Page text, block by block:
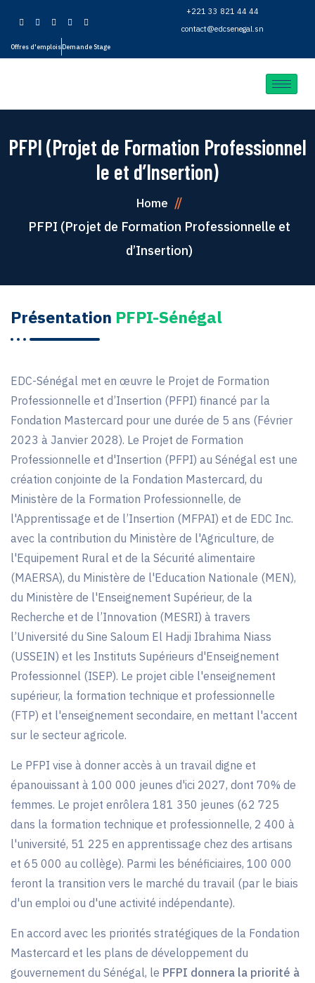
+221 33 821 44 44
contact@edcsenegal.sn
Offres d'emploisDemande Stage
PFPI (Projet de Formation Professionnel
le et d’Insertion)
Home
PFPI (Projet de Formation Professionnelle et
d’Insertion)
Présentation PFPI-Sénégal
EDC-Sénégal met en œuvre le Projet de Formation
Professionnelle et d’Insertion (PFPI) financé par la
Fondation Mastercard pour une durée de 5 ans (Février
2023 à Janvier 2028). Le Projet de Formation
Professionnelle et d'Insertion (PFPI) au Sénégal est une
création conjointe de la Fondation Mastercard, du
Ministère de la Formation Professionnelle, de
l'Apprentissage et de l’Insertion (MFPAI) et de EDC Inc.
avec la contribution du Ministère de l'Agriculture, de
l'Equipement Rural et de la Sécurité alimentaire
(MAERSA), du Ministère de l'Education Nationale (MEN),
du Ministère de l'Enseignement Supérieur, de la
Recherche et de l’Innovation (MESRI) à travers
l’Université du Sine Saloum El Hadji Ibrahima Niass
(USSEIN) et les Instituts Supérieurs d'Enseignement
Professionnel (ISEP). Le projet cible l'enseignement
supérieur, la formation technique et professionnelle
(FTP) et l'enseignement secondaire, en mettant l'accent
sur le secteur agricole.
Le PFPI vise à donner accès à un travail digne et
épanouissant à 100 000 jeunes d'ici 2027, dont 70% de
femmes. Le projet enrôlera 181 350 jeunes (62 725
dans la formation technique et professionnelle, 2 400 à
l'université, 51 225 en apprentissage chez des artisans
et 65 000 au collège). Parmi les bénéficiaires, 100 000
feront la transition vers le marché du travail (par le biais
d'un emploi ou d'une activité indépendante).
En accord avec les priorités stratégiques de la Fondation
Mastercard et les plans de développement du
gouvernement du Sénégal, le PFPI donnera la priorité à